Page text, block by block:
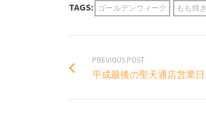
TAGS: ゴールデンウィーク もも焼き
PREVIOUS POST
平成最後の聖天通店営業日